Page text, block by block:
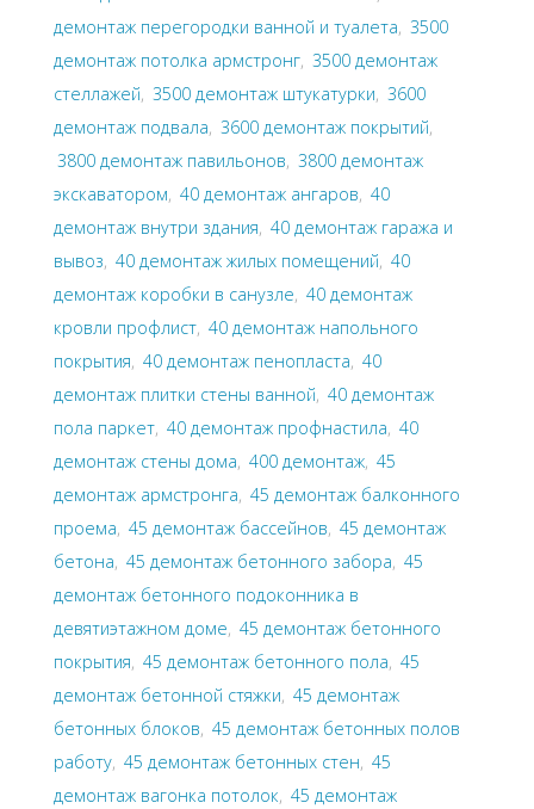
демонтаж перегородки ванной и туалета, 3500
демонтаж потолка армстронг, 3500 демонтаж
стеллажей, 3500 демонтаж штукатурки, 3600
демонтаж подвала, 3600 демонтаж покрытий,
3800 демонтаж павильонов, 3800 демонтаж
экскаватором, 40 демонтаж ангаров, 40
демонтаж внутри здания, 40 демонтаж гаража и
вывоз, 40 демонтаж жилых помещений, 40
демонтаж коробки в санузле, 40 демонтаж
кровли профлист, 40 демонтаж напольного
покрытия, 40 демонтаж пенопласта, 40
демонтаж плитки стены ванной, 40 демонтаж
пола паркет, 40 демонтаж профнастила, 40
демонтаж стены дома, 400 демонтаж, 45
демонтаж армстронга, 45 демонтаж балконного
проема, 45 демонтаж бассейнов, 45 демонтаж
бетона, 45 демонтаж бетонного забора, 45
демонтаж бетонного подоконника в
девятиэтажном доме, 45 демонтаж бетонного
покрытия, 45 демонтаж бетонного пола, 45
демонтаж бетонной стяжки, 45 демонтаж
бетонных блоков, 45 демонтаж бетонных полов
работу, 45 демонтаж бетонных стен, 45
демонтаж вагонка потолок, 45 демонтаж